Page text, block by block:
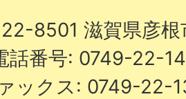
8501 滋賀県彦
話番号: 0749-22-
ックス: 0749-22-